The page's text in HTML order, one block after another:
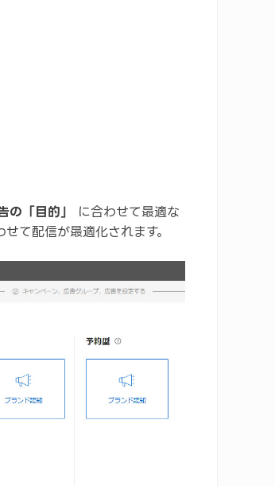
の「目的」
に合わせて最適な
て配信が最適化されます。